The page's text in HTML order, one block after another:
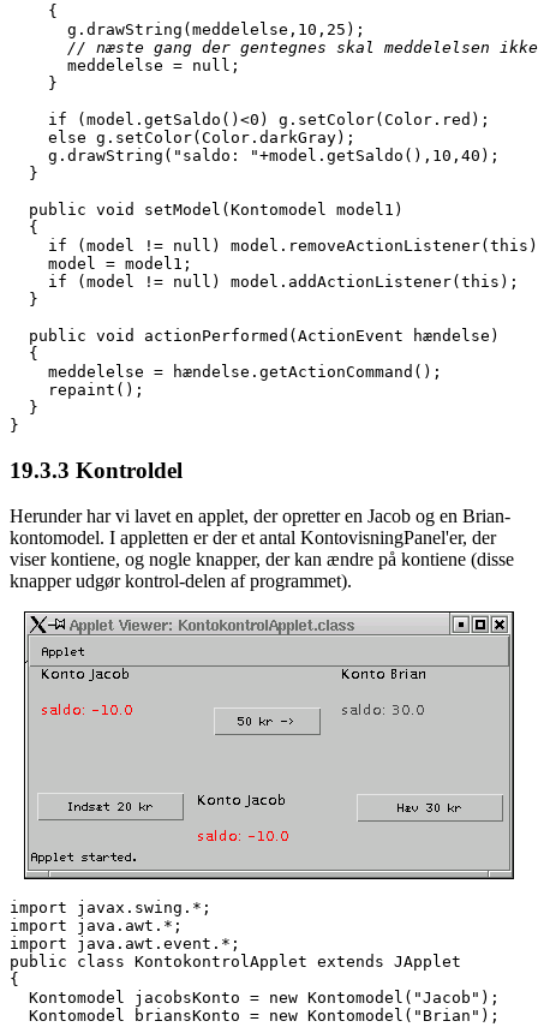
    {
      g.drawString(meddelelse,10,25);
// næste gang der gentegnes skal meddelelsen
      meddelelse = null;
    }
    if (model.getSaldo()<0) g.setColor(Color.red);
    else g.setColor(Color.darkGray);
    g.drawString("saldo: "+model.getSaldo(),10,40);
  }
  public void setModel(Kontomodel model1)
  {
if (model != null)
    model = model1;
if (model != null)
  }
  public void actionPerformed(ActionEvent hændelse)
  {
    meddelelse = hændelse.getActionCommand();
    repaint();
  }
}
19.3.3 Kontroldel
Herunder har vi lavet en applet, der opretter en Jacob og en Brian-
kontomodel. I appletten er der et antal KontovisningPanel'er, der
viser kontiene, og nogle knapper, der kan ændre på kontiene (disse
knapper udgør kontrol-delen af programmet).
import java.awt.*;
import java.awt.event.*;
public class KontokontrolApplet extends JApplet
{
  Kontomodel jacobsKonto = new Kontomodel("Jacob");
  Kontomodel briansKonto = new Kontomodel("Brian");